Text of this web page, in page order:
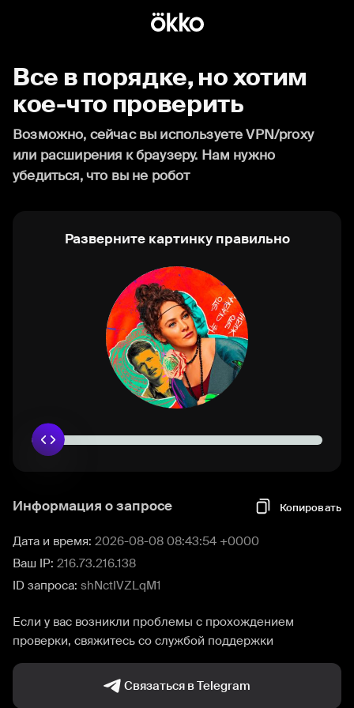
Все в порядке, но хотим
кое-что проверить
Возможно, сейчас вы используете VPN/proxy
или расширения к браузеру. Нам нужно
убедиться, что вы не робот
Разверните картинку правильно
Информация о запросе Копировать
Дата и время: 2026-08-08 08:43:54 +0000
Ваш IP: 216.73.216.138
ID запроса: shNctIVZLqM1
Если у вас возникли проблемы с прохождением
проверки, свяжитесь со службой поддержки
Связаться в Telegram